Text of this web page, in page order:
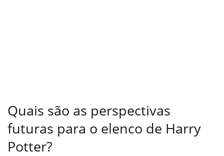
Quais são as perspectivas
futuras para o elenco de Harry
Potter?